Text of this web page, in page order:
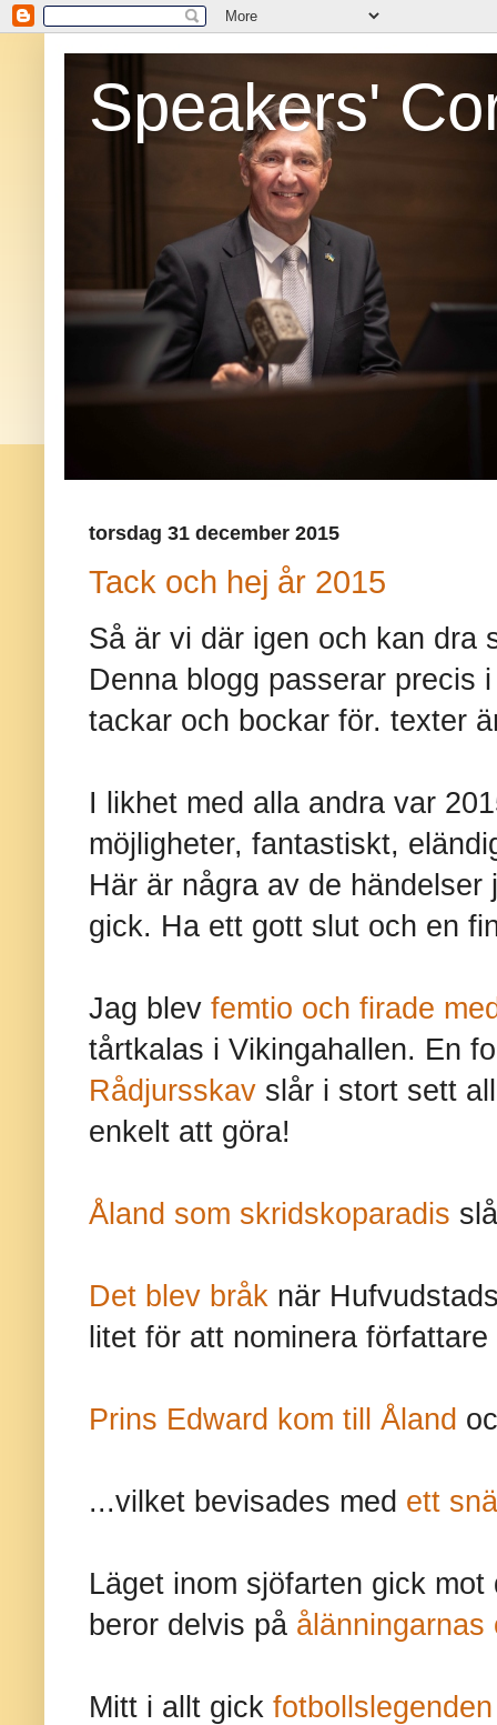
Speakers'
torsdag 31 december 2015
Tack och hej år 2015
Så är vi där igen och kan dra
Denna blogg passerar precis
tackar och bockar för. texter
I likhet med alla andra var
möjligheter, fantastiskt,
Här är några av de
gick. Ha ett gott slut och en
Jag blev femtio och firade
tårtkalas i Vikingahallen. En
Rådjursskav slår i stort sett
enkelt att göra!
Åland som skridskoparadis
Det blev bråk när
litet för att nominera
Prins Edward kom till Åland
...vilket bevisades med ett
Läget inom sjöfarten gick
beror delvis på
Mitt i allt gick fotbollslegenden